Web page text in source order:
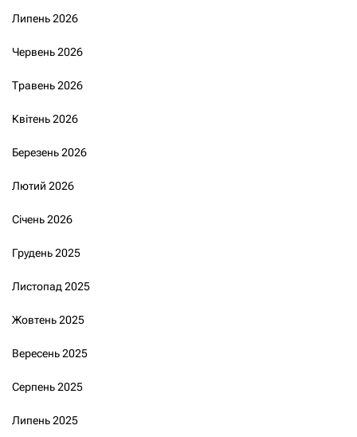
Липень 2026
Червень 2026
Травень 2026
Квітень 2026
Березень 2026
Лютий 2026
Січень 2026
Грудень 2025
Листопад 2025
Жовтень 2025
Вересень 2025
Серпень 2025
Липень 2025